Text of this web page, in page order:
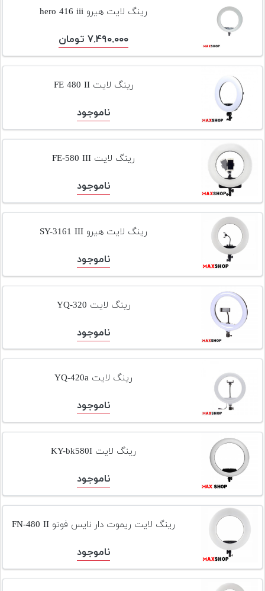
دوربین
رینگ لایت هیرو hero 416 iii
۷,۴۹۰,۰۰۰ تومان
رینگ لایت FE 480 II
ناموجود
رینگ لایت FE-580 III
ناموجود
رینگ لایت هیرو SY-3161 III
ناموجود
رینگ لایت YQ-320
ناموجود
رینگ لایت YQ-420a
ناموجود
رینگ لایت KY-bk580I
ناموجود
رینگ لایت ریموت دار نایس فوتو FN-480 II
ناموجود